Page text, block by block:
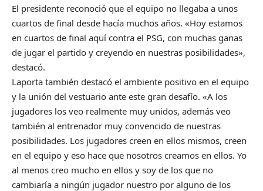
El presidente reconoció que el equipo no llegaba a unos
cuartos de final desde hacía muchos años. «Hoy estamos
en cuartos de final aquí contra el PSG, con muchas ganas
de jugar el partido y creyendo en nuestras posibilidades»,
destacó.
Laporta también destacó el ambiente positivo en el equipo
y la unión del vestuario ante este gran desafío. «A los
jugadores los veo realmente muy unidos, además veo
también al entrenador muy convencido de nuestras
posibilidades. Los jugadores creen en ellos mismos, creen
en el equipo y eso hace que nosotros creamos en ellos. Yo
al menos creo mucho en ellos y soy de los que no
cambiaría a ningún jugador nuestro por alguno de los